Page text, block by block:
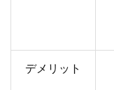
デメリット